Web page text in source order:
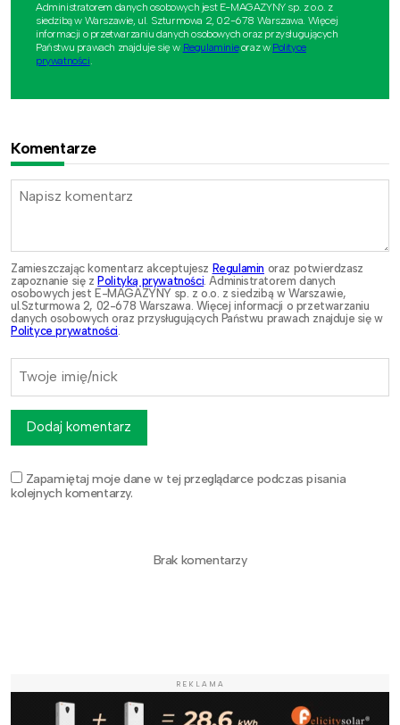
Administratorem danych osobowych jest E-MAGAZYNY sp. z o.o. z
siedzibą w Warszawie, ul. Szturmowa 2, 02-678 Warszawa. Więcej
informacji o przetwarzaniu danych osobowych oraz przysługujących
Państwu prawach znajduje się w Regulaminieoraz w Polityce
prywatności.
Komentarze
Zamieszczając komentarz akceptujesz Regulamin oraz potwierdzasz
zapoznanie się z Polityką prywatności. Administratorem danych
osobowych jest E-MAGAZYNY sp. z o.o. z siedzibą w Warszawie,
ul.Szturmowa 2, 02-678 Warszawa. Więcej informacji o przetwarzaniu
danych osobowych oraz przysługujących Państwu prawach znajduje się w
Polityce prywatności.
Zapamiętaj moje dane w tej przeglądarce podczas pisania
kolejnych komentarzy.
Dodaj komentarz
Brak komentarzy
REKLAMA